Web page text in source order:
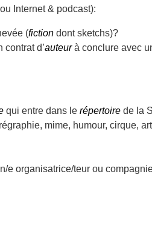
Internet & podcast):
(fictiondont sketchs)?
d’auteurà conclure avec
qui entre dans le répertoirede la
mime, humour, cirque,
e organisatrice/teur ou